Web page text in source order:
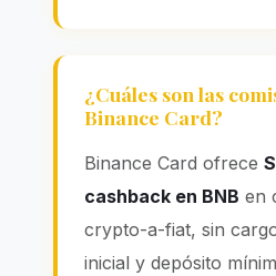
¿Cuáles son las
Binance Card?
Binance Card ofrece
cashback en BNB en
crypto-a-fiat, sin
inicial y depósito